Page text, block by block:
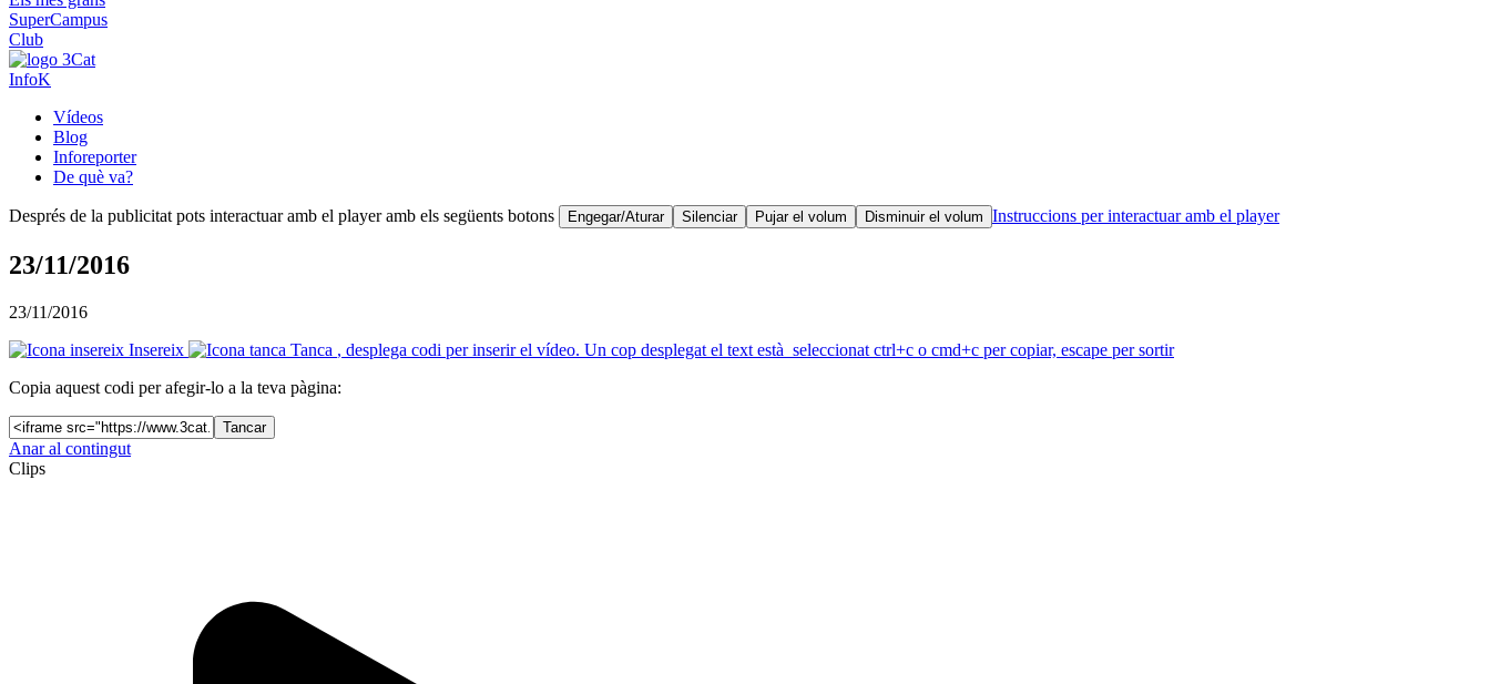
SuperCampus
Club
InfoK
Vídeos
Blog
Inforeporter
De què va?
Després de la publicitat pots interactuar amb el player amb els següents botons Engegar/Aturar Silenciar Pujar el volum Disminuir el volum Instruccions per interactuar amb el player
23/11/2016
23/11/2016
Insereix
Tanca , desplega codi per inserir el vídeo. Un cop desplegat el text està seleccionat ctrl+c o cmd+c per copiar, escape per sortir
Copia aquest codi per afegir-lo a la teva pàgina:
Tancar
Anar al contingut
Clips